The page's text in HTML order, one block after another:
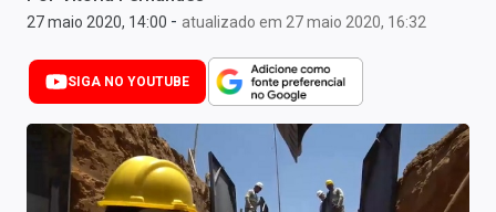
Últimas Notícias
Newsletters
Cotações
Comprar ou vender?
27 maio 2020, 14:00 - atualizado em 27 maio 2020, 16:32
SIGA NO YOUTUBE